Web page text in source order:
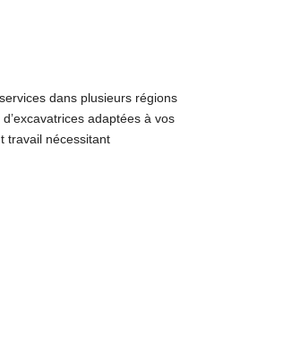
dans plusieurs régions
adaptées à vos
travail nécessitant